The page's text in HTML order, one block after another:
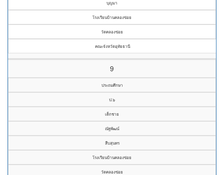
บุญมา
โรงเรียนบ้านคลองข่อย
วัดคลองข่อย
คณะจังหวัดอุทัยธานี
9
ประถมศึกษา
ป.๖
เด็กชาย
ณัฐพัฒน์
สืบสุนทร
โรงเรียนบ้านคลองข่อย
วัดคลองข่อย